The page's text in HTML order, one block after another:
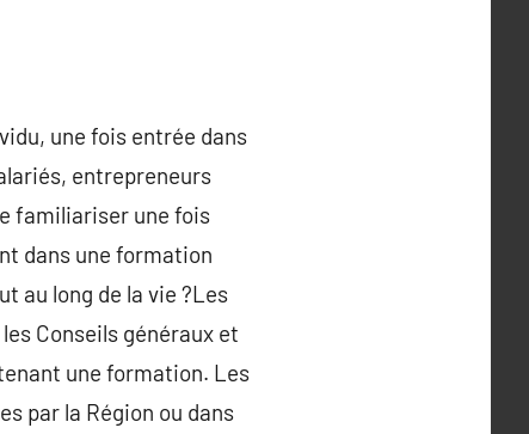
une fois entrée dans
entrepreneurs
familiariser une fois
dans une formation
au long de la vie ?Les
Conseils généraux et
une formation. Les
par la Région ou dans